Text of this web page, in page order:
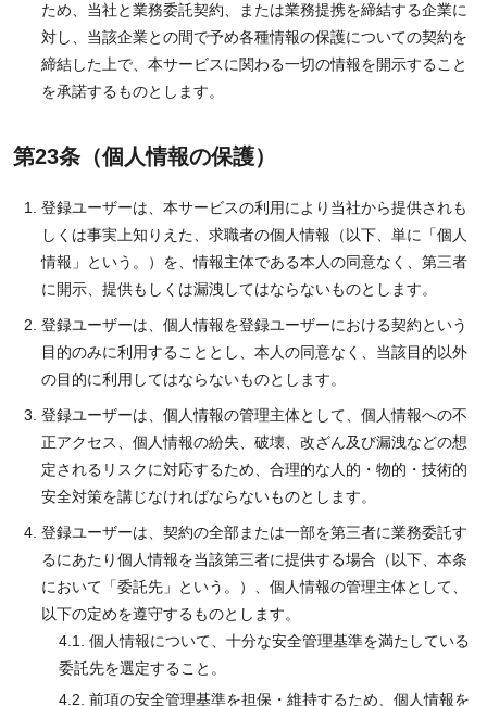
ため、当社と業務委託契約、または業務提携を締結する企業に
対し、当該企業との間で予め各種情報の保護についての契約を
締結した上で、本サービスに関わる一切の情報を開示すること
を承諾するものとします。
第23条（個人情報の保護）
登録ユーザーは、本サービスの利用により当社から提供されも
しくは事実上知りえた、求職者の個人情報（以下、単に「個人
情報」という。）を、情報主体である本人の同意なく、第三者
に開示、提供もしくは漏洩してはならないものとします。
登録ユーザーは、個人情報を登録ユーザーにおける契約という
目的のみに利用することとし、本人の同意なく、当該目的以外
の目的に利用してはならないものとします。
登録ユーザーは、個人情報の管理主体として、個人情報への不
正アクセス、個人情報の紛失、破壊、改ざん及び漏洩などの想
定されるリスクに対応するため、合理的な人的・物的・技術的
安全対策を講じなければならないものとします。
登録ユーザーは、契約の全部または一部を第三者に業務委託す
るにあたり個人情報を当該第三者に提供する場合（以下、本条
において「委託先」という。）、個人情報の管理主体として、
以下の定めを遵守するものとします。
4.1. 個人情報について、十分な安全管理基準を満たしている
委託先を選定すること。
4.2. 前項の安全管理基準を担保・維持するため、個人情報を